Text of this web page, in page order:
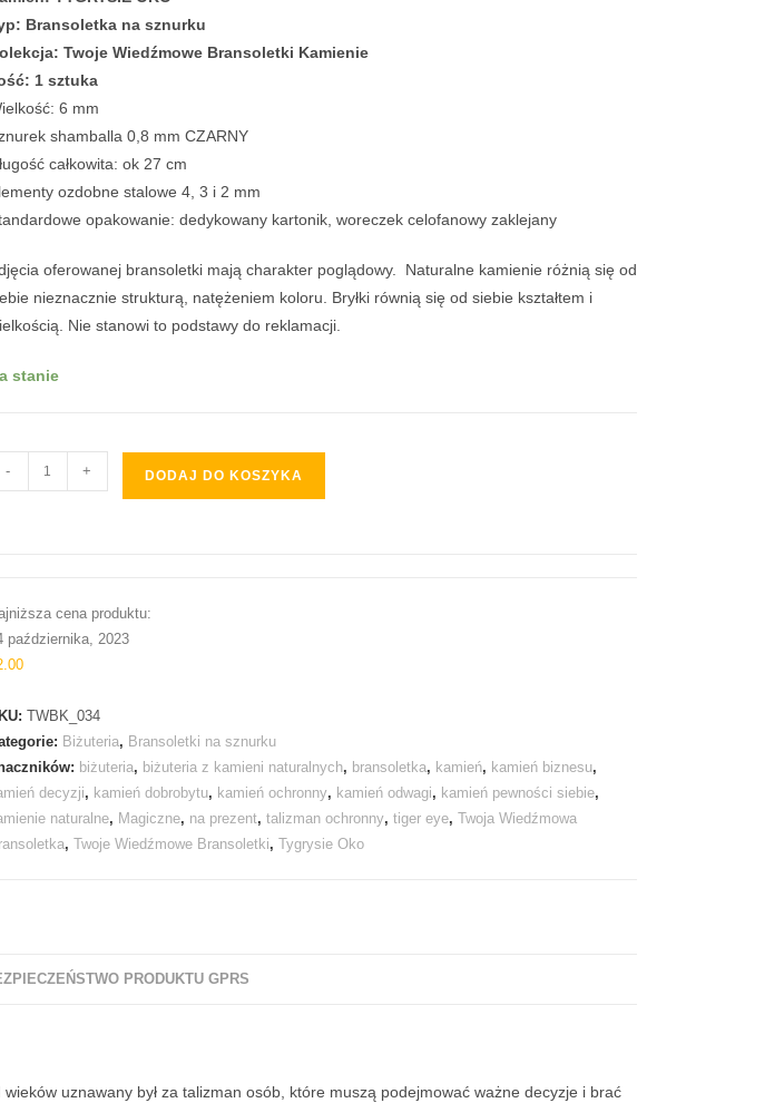
Bransoletka na sznurku
Twoje Wiedźmowe Bransoletki Kamienie
1 sztuka
6 mm
shamballa 0,8 mm CZARNY
całkowita: ok 27 cm
ozdobne stalowe 4, 3 i 2 mm
opakowanie: dedykowany kartonik, woreczek celofanowy zaklejany
oferowanej bransoletki mają charakter poglądowy. Naturalne kamienie różnią się od
nieznacznie strukturą, natężeniem koloru. Bryłki równią się od siebie kształtem i
Nie stanowi to podstawy do reklamacji.
stanie
- + DODAJ DO KOSZYKA
cena produktu:
października, 2023
TWBK_034
Biżuteria, Bransoletki na sznurku
biżuteria, biżuteria z kamieni naturalnych, bransoletka, kamień, kamień biznesu,
decyzji, kamień dobrobytu, kamień ochronny, kamień odwagi, kamień pewności siebie,
naturalne, Magiczne, na prezent, talizman ochronny, tiger eye, Twoja Wiedźmowa
, Twoje Wiedźmowe Bransoletki, Tygrysie Oko
PRODUKTU GPRS
uznawany był za talizman osób, które muszą podejmować ważne decyzje i brać